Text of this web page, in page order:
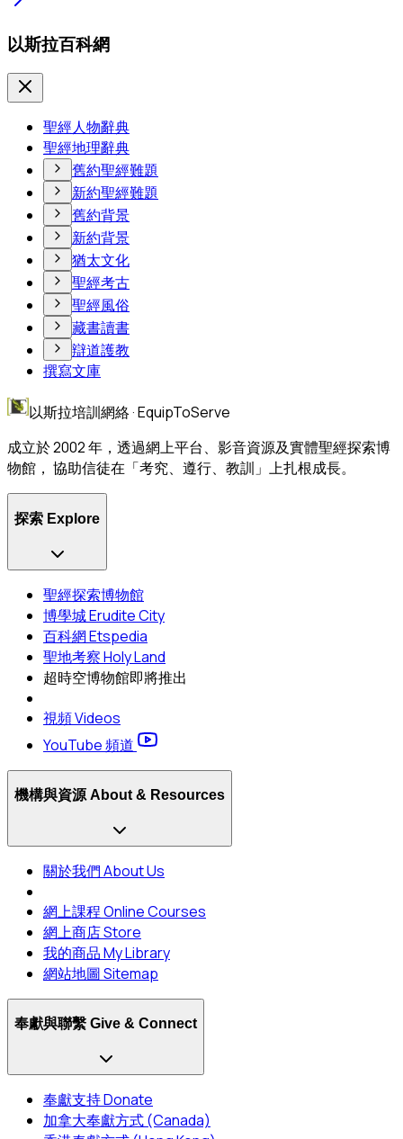
以斯拉百科網
聖經人物辭典
聖經地理辭典
舊約聖經難題
新約聖經難題
舊約背景
新約背景
猶太文化
聖經考古
聖經風俗
藏書讀書
辯道護教
撰寫文庫
以斯拉培訓網絡 · EquipToServe
成立於 2002 年，透過網上平台、影音資源及實體聖經探索博
物館， 協助信徒在「考究、遵行、教訓」上扎根成長。
探索 Explore
聖經探索博物館
博學城 Erudite City
百科網 Etspedia
聖地考察 Holy Land
超時空博物館即將推出
視頻 Videos
YouTube 頻道
機構與資源 About & Resources
關於我們 About Us
網上課程 Online Courses
網上商店 Store
我的商品 My Library
網站地圖 Sitemap
奉獻與聯繫 Give & Connect
奉獻支持 Donate
加拿大奉獻方式 (Canada)